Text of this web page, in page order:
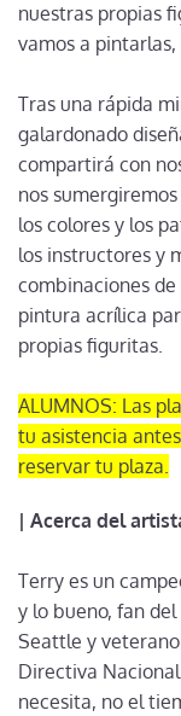
nuestras propias
vamos a
Tras una rápida
galardonado
compartirá con
nos
los colores y los
los instructores y
combinaciones
pintura acrílica
propias figuritas.
ALUMNOS: Las
tu asistencia
reservar tu plaza.
| Acerca del
Terry es un
y lo bueno, fan
Seattle y veterano
Directiva
necesita, no el